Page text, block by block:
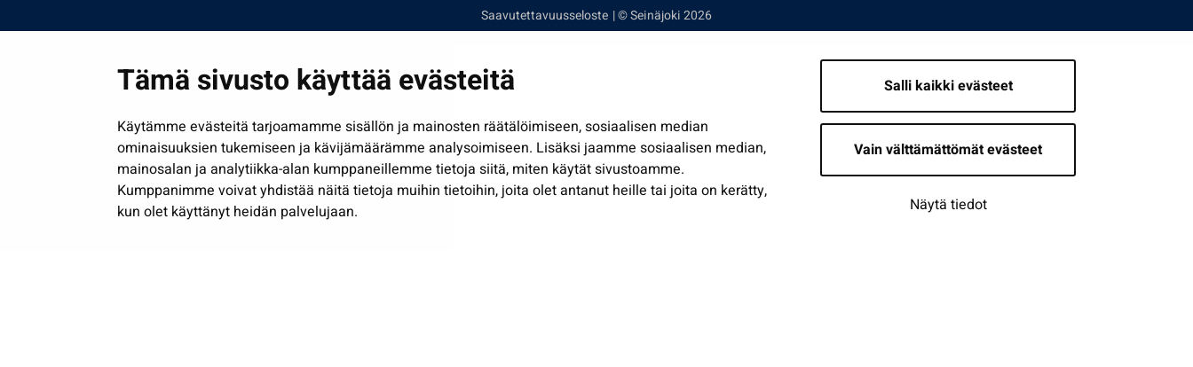
Tämä sivusto käyttää evästeitä
Käytämme evästeitä tarjoamamme sisällön ja mainosten räätälöimiseen, sosiaalisen median
ominaisuuksien tukemiseen ja kävijämäärämme analysoimiseen. Lisäksi jaamme sosiaalisen median,
mainosalan ja analytiikka-alan kumppaneillemme tietoja siitä, miten käytät sivustoamme.
Kumppanimme voivat yhdistää näitä tietoja muihin tietoihin, joita olet antanut heille tai joita on kerätty,
kun olet käyttänyt heidän palvelujaan.
Salli kaikki evästeet
Vain välttämättömät evästeet
Näytä tiedot
Saavutettavuusseloste | © Seinäjoki 2026